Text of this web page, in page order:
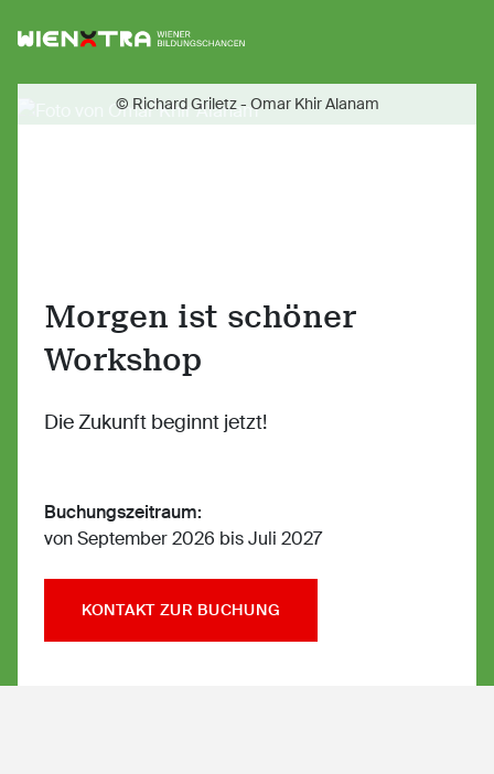
Logo Wiener Bildungschancen
Morgen ist schöner
Workshop
Die Zukunft beginnt jetzt!
Buchungszeitraum:
von September 2026 bis Juli 2027
KONTAKT ZUR BUCHUNG
© Richard Griletz - Omar Khir Alanam